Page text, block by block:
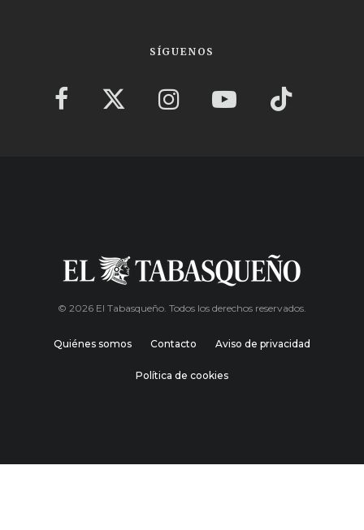
SÍGUENOS
© 2026 El Tabasqueño. Todos los derechos reservados.
Quiénes somos Contacto Aviso de privacidad
Política de cookies